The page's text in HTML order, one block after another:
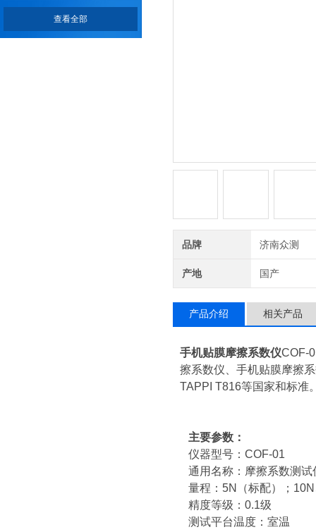
查看全部
品牌 济南众测
产地 国产
产品介绍 相关产品
手机贴膜摩擦系数仪COF-
擦系数仪、手机贴膜摩擦
TAPPI T816等国家和标准
主要参数：
仪器型号：COF-01
通用名称：摩擦系数测试
量程：5N（标配）；
精度等级：0.1级
测试平台温度：室温